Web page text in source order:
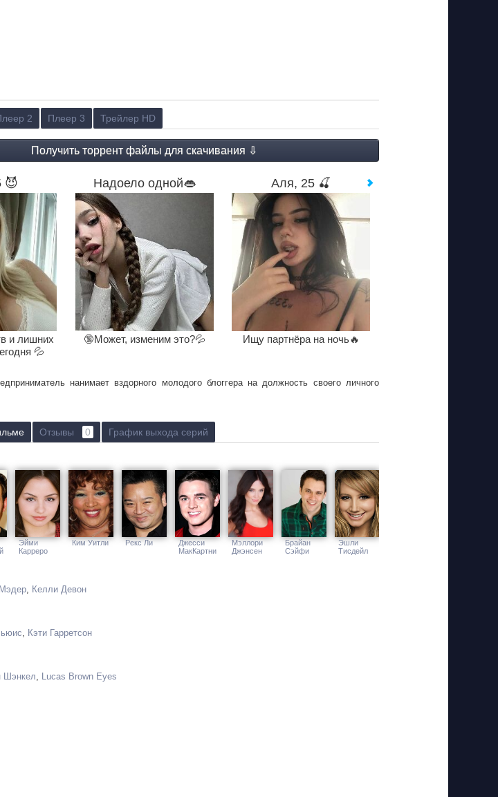
2 Плеер 3 Трейлер HD
😈
и лишних
💦
Надоело одной👄
🔞Может, изменим это?💦
Аля, 25 🍒
Ищу партнёра на ночь🔥
нанимает вздорного молодого блоггера на должность своего личного
Отзывы 0 График выхода серий
Эйми
Карреро
Ким Уитли Рекс Ли
Джесси
МакКартни
Мэллори
Джэнсен
Брайан
Сэйфи
Эшли
Тисдейл
, Келли Девон
, Кэти Гарретсон
Шэнкел, Lucas Brown Eyes